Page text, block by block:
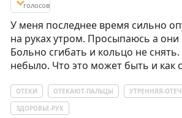
голосов
У меня последнее время сильно
на руках утром. Просыпаюсь а они
Больно сгибать и кольцо не
небыло. Что это может быть и как
ОТЕКИ ОТЕКАЮТ-ПАЛЬЦЫ
УТРЕННЯЯ-
ЗДОРОВЬЕ-РУК